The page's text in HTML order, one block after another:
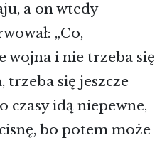
a on wtedy
„Co,
wojna i nie trzeba się
trzeba się jeszcze
czasy idą niepewne,
bo potem może